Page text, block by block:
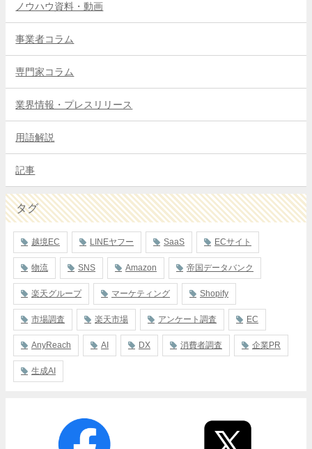
ノウハウ資料・動画
事業者コラム
専門家コラム
業界情報・プレスリリース
用語解説
記事
タグ
越境EC LINEヤフー SaaS ECサイト
物流 SNS Amazon 帝国データバンク
楽天グループ マーケティング Shopify
市場調査 楽天市場 アンケート調査 EC
AnyReach AI DX 消費者調査 企業PR
生成AI